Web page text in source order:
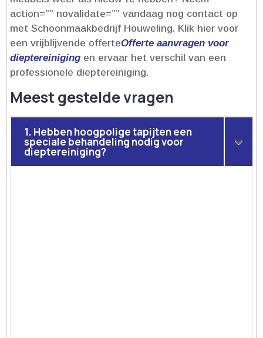
action=”” novalidate=”” vandaag nog contact op
met Schoonmaakbedrijf Houweling.​ Klik hier voor
een vrijblijvende offerteOfferte aanvragen voor
dieptereiniging en ervaar het verschil van een
professionele dieptereiniging.​
Meest gestelde vragen
1. Hebben hoogpolige tapijten een
speciale behandeling nodig voor
dieptereiniging?